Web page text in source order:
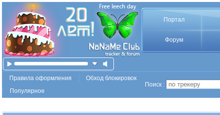
Портал
Форум
Правила оформления
Обход блокировок
Популярное
Поиск :